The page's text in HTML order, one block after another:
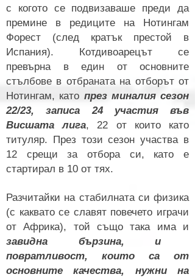
с когото се подвизаваше преди да
премине в редиците на Нотингам
Форест (след кратък престой в
Испания). Котдивоарецът се
превърна в един от основните
стълбове в отбраната на отборът от
Нотингам, като през миналиясезон
22/23, записа 24 участия във
Висшата лига, 22 от които като
титуляр. През този сезон участва в
12 срещи за отбора си, като е
стартирал в 10 от тях.
Разчитайки на стабилната си физика
(с каквато се славят повечето играчи
от Африка), той също така има и
завидна бързина, и
повратливост, които са от
основните качества, нужни на